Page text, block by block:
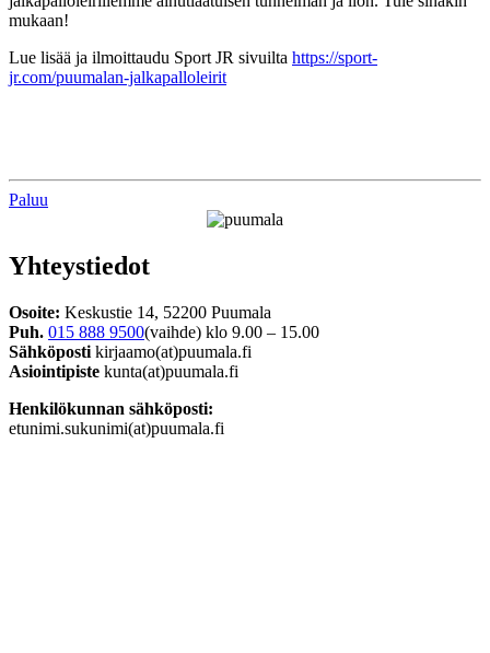
mukaan!
Lue lisää ja ilmoittaudu Sport JR sivuilta https://sport-
jr.com/puumalan-jalkapalloleirit
Paluu
Yhteystiedot
Osoite: Keskustie 14, 52200 Puumala
Puh. 015 888 9500(vaihde) klo 9.00 – 15.00
Sähköposti kirjaamo(at)puumala.fi
Asiointipiste kunta(at)puumala.fi
Henkilökunnan sähköposti:
etunimi.sukunimi(at)puumala.fi